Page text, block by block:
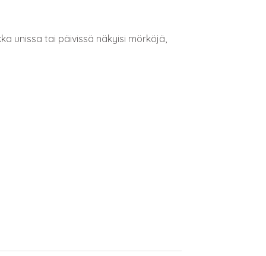
unissa tai päivissä näkyisi mörköjä,